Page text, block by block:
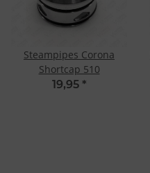
Steampipes Corona
Shortcap 510
19,95 *